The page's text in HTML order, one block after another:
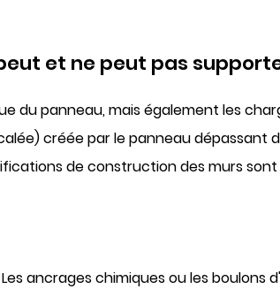
et ne peut pas
du panneau, mais également les
créée par le panneau
de construction des murs
ancrages chimiques ou les